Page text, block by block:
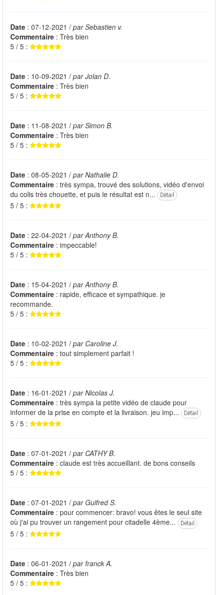
Date : 07-12-2021 / par Sebastien v.
Commentaire : Très bien
5 / 5 :
Date : 10-09-2021 / par Jolan D.
Commentaire : Très bien
5 / 5 :
Date : 11-08-2021 / par Simon B.
Commentaire : Très bien
5 / 5 :
Date : 08-05-2021 / par Nathalie D.
Commentaire : très sympa, trouvé des solutions, vidéo d'envoi
du colis très chouette, et puis le résultat est n...
Détail
5 / 5 :
Date : 22-04-2021 / par Anthony B.
Commentaire : impeccable!
5 / 5 :
Date : 15-04-2021 / par Anthony B.
Commentaire : rapide, efficace et sympathique. je
recommande.
5 / 5 :
Date : 10-02-2021 / par Caroline J.
Commentaire : tout simplement parfait !
5 / 5 :
Date : 16-01-2021 / par Nicolas J.
Commentaire : très sympa la petite vidéo de claude pour
informer de la prise en compte et la livraison. jeu imp...
Détail
5 / 5 :
Date : 07-01-2021 / par CATHY B.
Commentaire : claude est très accueillant. de bons conseils
5 / 5 :
Date : 07-01-2021 / par Guifred S.
Commentaire : pour commencer: bravo! vous êtes le seul site
où j'ai pu trouver un rangement pour citadelle 4ème...
Détail
5 / 5 :
Date : 06-01-2021 / par franck A.
Commentaire : Très bien
5 / 5 :